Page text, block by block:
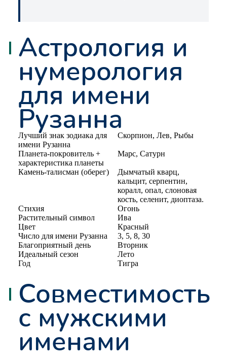
Астрология и
нумерология
для имени
Рузанна
Лучший знак зодиака для
имени Рузанна
Скорпион, Лев, Рыбы
Планета-покровитель +
характеристика планеты
Марс, Сатурн
Камень-талисман (оберег)
Дымчатый кварц,
кальцит, серпентин,
коралл, опал, слоновая
кость, селенит, диоптаза.
Стихия
Огонь
Растительный символ
Ива
Цвет
Красный
Число для имени Рузанна
3, 5, 8, 30
Благоприятный день
Вторник
Идеальный сезон
Лето
Год
Тигра
Совместимость
с мужскими
именами